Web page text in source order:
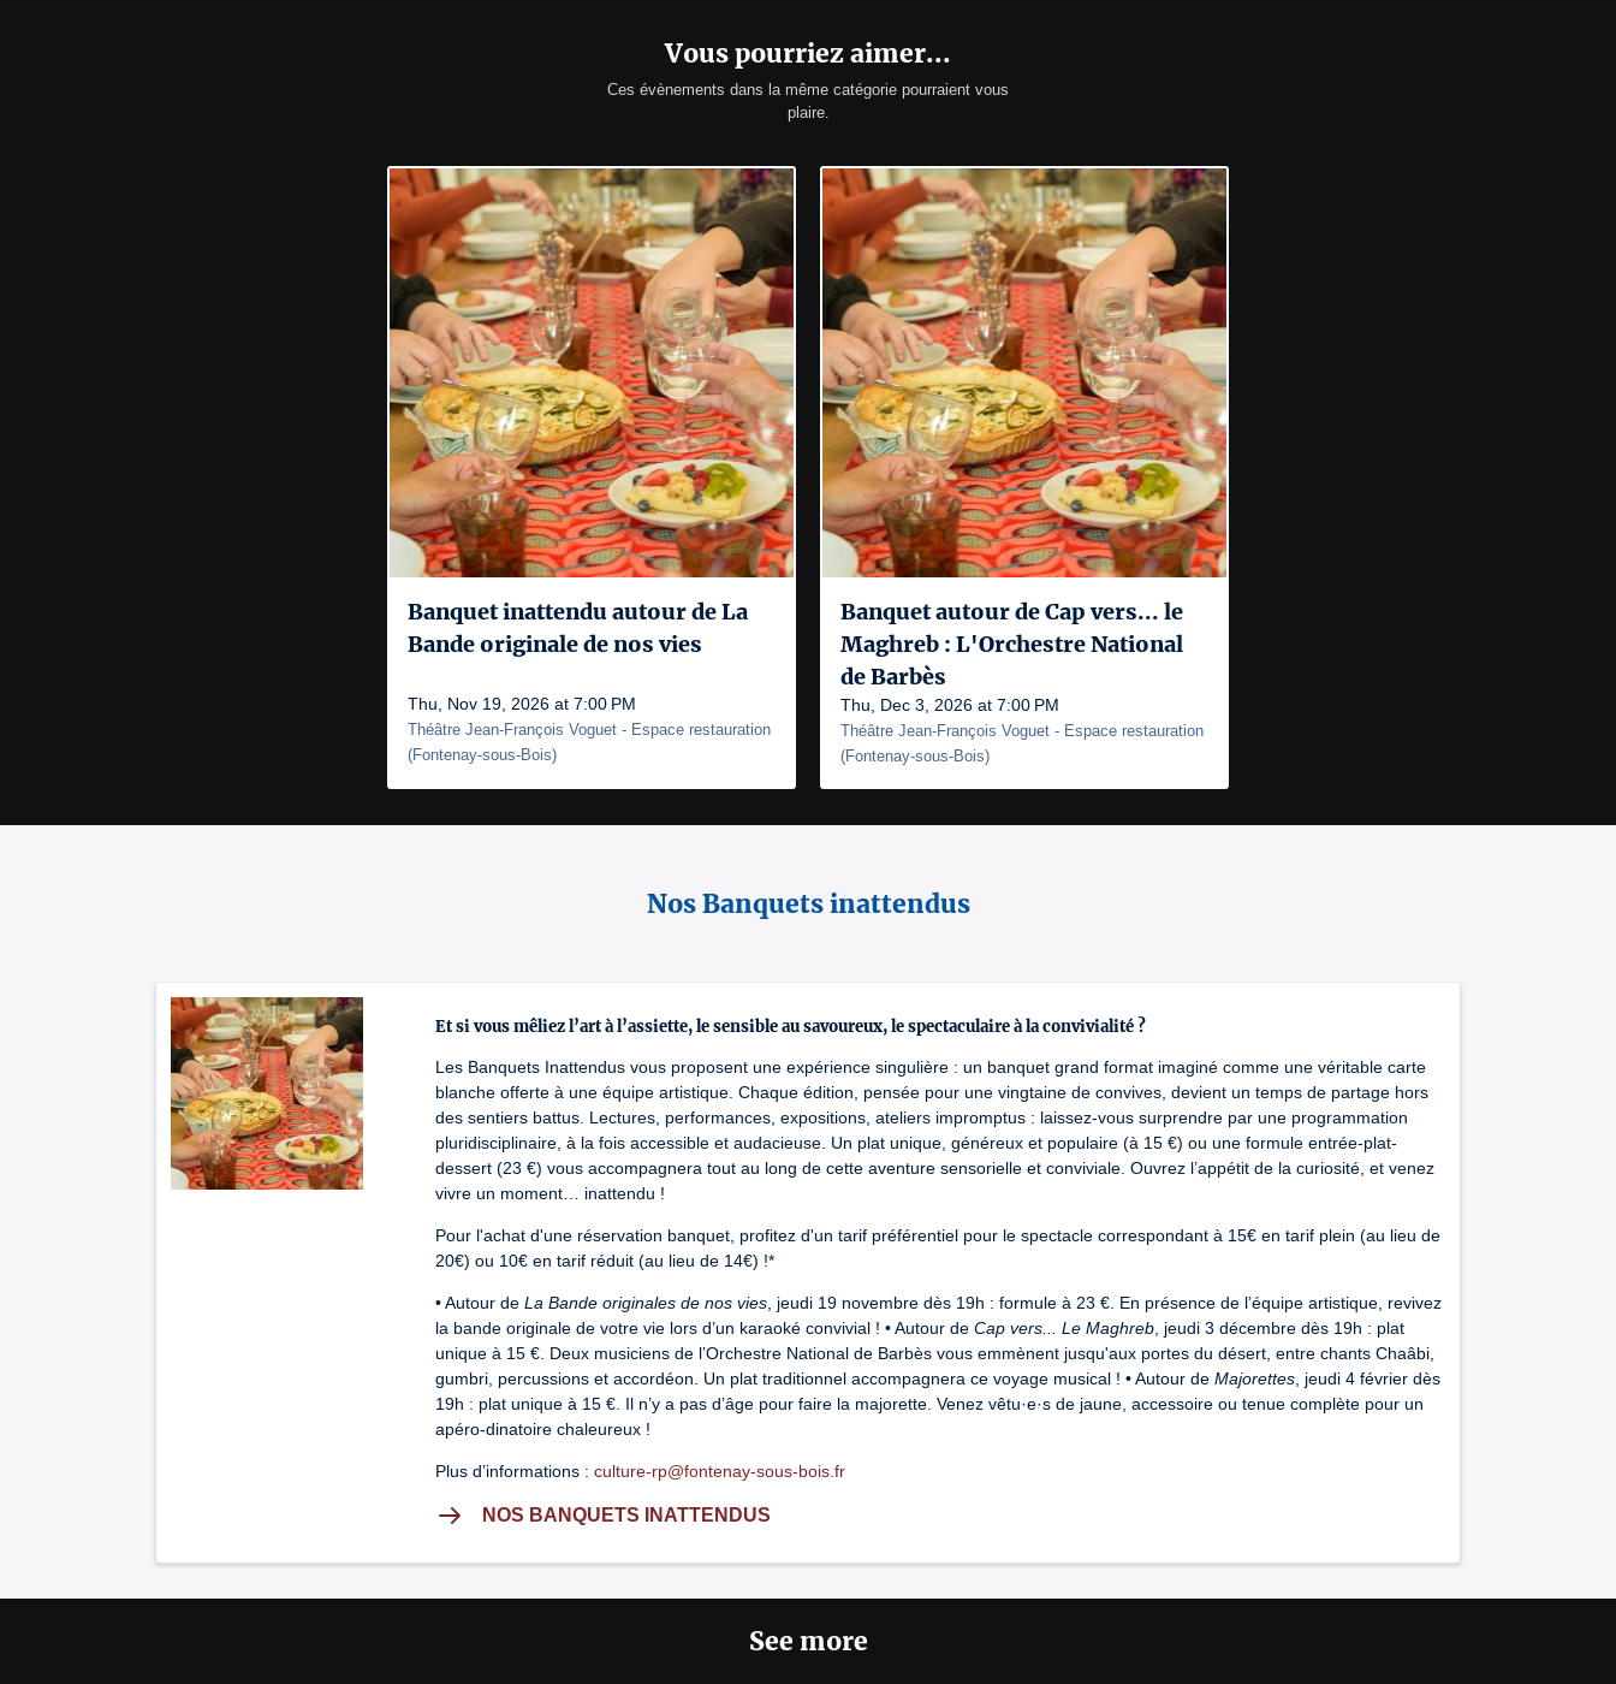
Vous pourriez aimer...
Ces évènements dans la même catégorie pourraient vous
plaire.
Banquet inattendu autour de La
Bande originale de nos vies
Thu, Nov 19, 2026 at 7:00 PM
Théâtre Jean-François Voguet - Espace restauration
(Fontenay-sous-Bois)
Banquet autour de Cap vers... le
Maghreb : L'Orchestre National
de Barbès
Thu, Dec 3, 2026 at 7:00 PM
Théâtre Jean-François Voguet - Espace restauration
(Fontenay-sous-Bois)
Nos Banquets inattendus
Et si vous mêliez l’art à l’assiette, le sensible au savoureux, le spectaculaire à la convivialité ?
Les Banquets Inattendus vous proposent une expérience singulière : un banquet grand format imaginé comme une véritable carte
blanche offerte à une équipe artistique. Chaque édition, pensée pour une vingtaine de convives, devient un temps de partage hors
des sentiers battus. Lectures, performances, expositions, ateliers impromptus : laissez-vous surprendre par une programmation
pluridisciplinaire, à la fois accessible et audacieuse. Un plat unique, généreux et populaire (à 15 €) ou une formule entrée-plat-
dessert (23 €) vous accompagnera tout au long de cette aventure sensorielle et conviviale. Ouvrez l’appétit de la curiosité, et venez
vivre un moment… inattendu !
Pour l'achat d'une réservation banquet, profitez d'un tarif préférentiel pour le spectacle correspondant à 15€ en tarif plein (au lieu de
20€) ou 10€ en tarif réduit (au lieu de 14€) !*
• Autour de La Bande originales de nos vies , jeudi 19 novembre dès 19h : formule à 23 €. En présence de l’équipe artistique, revivez
la bande originale de votre vie lors d’un karaoké convivial ! • Autour de Cap vers... Le Maghreb , jeudi 3 décembre dès 19h : plat
unique à 15 €. Deux musiciens de l’Orchestre National de Barbès vous emmènent jusqu'aux portes du désert, entre chants Chaâbi,
gumbri, percussions et accordéon. Un plat traditionnel accompagnera ce voyage musical ! • Autour de Majorettes , jeudi 4 février dès
19h : plat unique à 15 €. Il n’y a pas d’âge pour faire la majorette. Venez vêtu·e·s de jaune, accessoire ou tenue complète pour un
apéro-dinatoire chaleureux !
Plus d’informations : culture-rp@fontenay-sous-bois.fr
NOS BANQUETS INATTENDUS
See more